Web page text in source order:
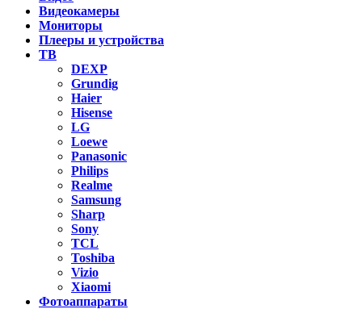
Видеокамеры
Мониторы
Плееры и устройства
ТВ
DEXP
Grundig
Haier
Hisense
LG
Loewe
Panasonic
Philips
Realme
Samsung
Sharp
Sony
TCL
Toshiba
Vizio
Xiaomi
Фотоаппараты